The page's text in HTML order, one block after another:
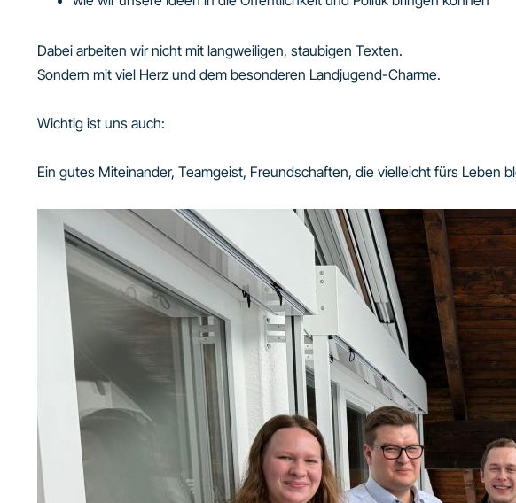
Dabei arbeiten wir nicht mit langweiligen, staubigen Texten.
Sondern mit viel Herz und dem besonderen Landjugend-Charme.
Wichtig ist uns auch:
Ein gutes Miteinander, Teamgeist, Freundschaften, die vielleicht fürs Leben